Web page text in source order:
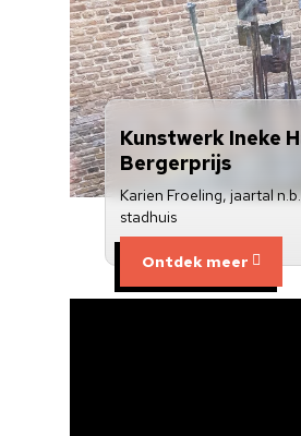
Kunstwerk Ineke
Bergerprijs
Karien Froeling, jaartal
stadhuis
Ontdek meer